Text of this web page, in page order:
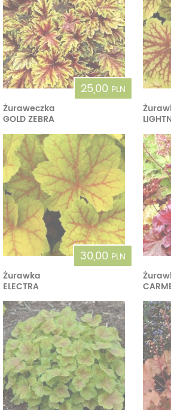
25,00 PLN
Żuraweczka
GOLD ZEBRA
30,00 PLN
Żurawka
ELECTRA